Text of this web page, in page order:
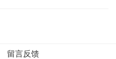
留言反馈